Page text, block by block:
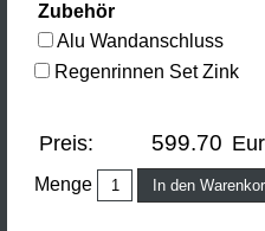
Alu
Carport
Glasschiebewand
Zubehör
Alu Wandanschluss
Regenrinnen Set Zink
Preis:
Menge